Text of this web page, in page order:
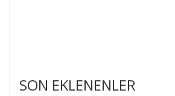
SON EKLENENLER